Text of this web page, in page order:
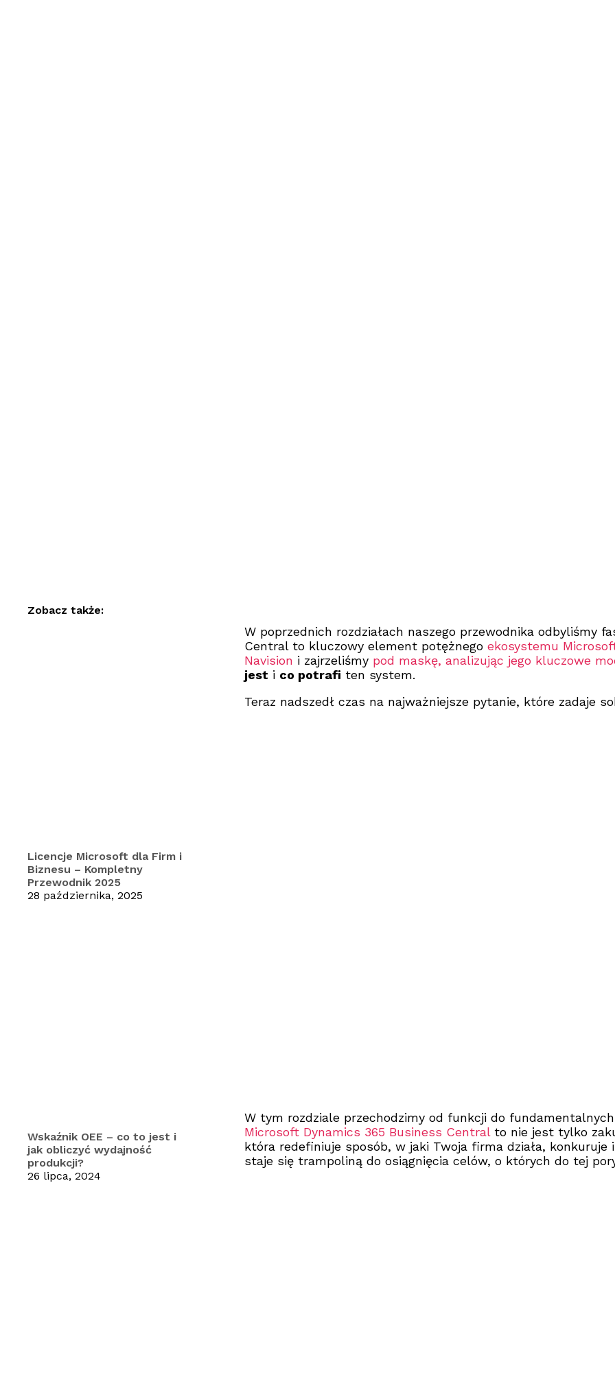
Zobacz także:
Licencje Microsoft dla Firm i
Biznesu – Kompletny
Przewodnik 2025
28 października, 2025
Wskaźnik OEE – co to jest i
jak obliczyć wydajność
produkcji?
26 lipca, 2024
W poprzednich rozdziałach naszego przewodnika odbyliśmy
Central to kluczowy element potężnego ekosystemu
Navision i zajrzeliśmy pod maskę, analizując jego kluczowe
jest i co potrafi ten system.
Teraz nadszedł czas na najważniejsze pytanie, które zadaje
W tym rozdziale przechodzimy od funkcji do
Microsoft Dynamics 365 Business Centralto nie jest tylko
która redefiniuje sposób, w jaki Twoja firma działa,
staje się trampoliną do osiągnięcia celów, o których do tej